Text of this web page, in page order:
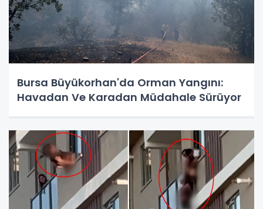
Bursa Büyükorhan'da Orman Yangını:
Havadan Ve Karadan Müdahale Sürüyor